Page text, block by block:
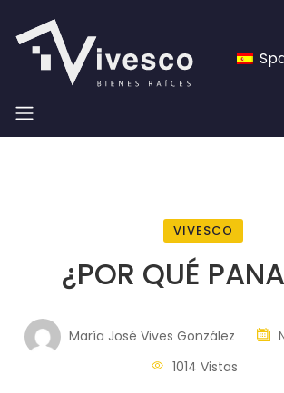
VIVESCO
¿POR QUÉ
María José Vives González
1014 Vistas